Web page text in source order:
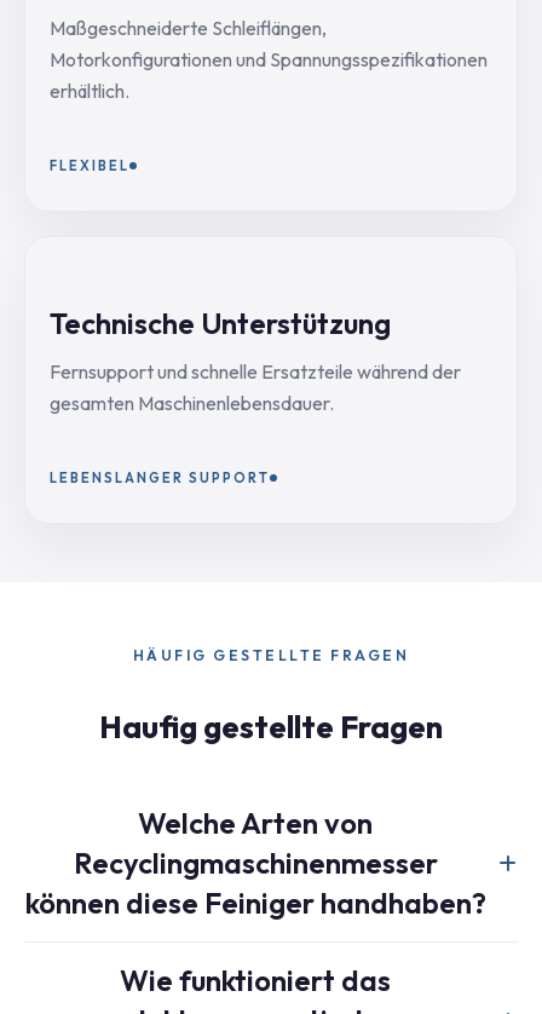
Maßgeschneiderte Schleiflängen,
Motorkonfigurationen und Spannungsspezifikationen
erhältlich.
FLEXIBEL
Technische Unterstützung
Fernsupport und schnelle Ersatzteile während der
gesamten Maschinenlebensdauer.
LEBENSLANGER SUPPORT
HÄUFIG GESTELLTE FRAGEN
Haufig gestellte Fragen
Welche Arten von
Recyclingmaschinenmesser
können diese Feiniger handhaben?
Kunststoffzerkleinerern, Granulatoren, Schreddern und
Wie funktioniert das